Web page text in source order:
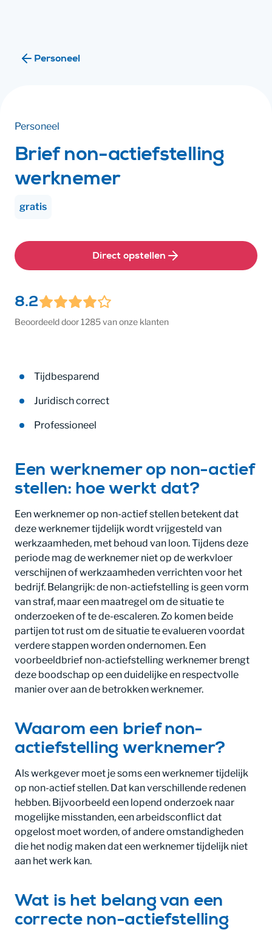
Personeel
Personeel
Brief non-actiefstelling
werknemer
gratis
Direct opstellen
8.2
Beoordeeld door 1285 van onze klanten
Tijdbesparend
Juridisch correct
Professioneel
Een werknemer op non-actief
stellen: hoe werkt dat?
Een werknemer op non-actief stellen betekent dat
deze werknemer tijdelijk wordt vrijgesteld van
werkzaamheden, met behoud van loon. Tijdens deze
periode mag de werknemer niet op de werkvloer
verschijnen of werkzaamheden verrichten voor het
bedrijf. Belangrijk: de non-actiefstelling is geen vorm
van straf, maar een maatregel om de situatie te
onderzoeken of te de-escaleren. Zo komen beide
partijen tot rust om de situatie te evalueren voordat
verdere stappen worden ondernomen. Een
voorbeeldbrief non-actiefstelling werknemer brengt
deze boodschap op een duidelijke en respectvolle
manier over aan de betrokken werknemer.
Waarom een brief non-
actiefstelling werknemer?
Als werkgever moet je soms een werknemer tijdelijk
op non-actief stellen. Dat kan verschillende redenen
hebben. Bijvoorbeeld een lopend onderzoek naar
mogelijke misstanden, een arbeidsconflict dat
opgelost moet worden, of andere omstandigheden
die het nodig maken dat een werknemer tijdelijk niet
aan het werk kan.
Wat is het belang van een
correcte non-actiefstelling